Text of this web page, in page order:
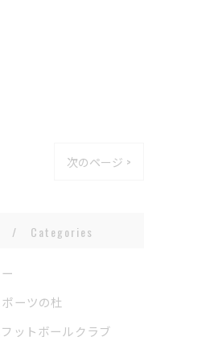
次のページ >
Categories
ーツの杜
ットボールクラブ